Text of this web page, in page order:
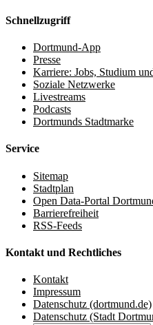
Schnellzugriff
Dortmund-App
Presse
Karriere: Jobs, Studium
Soziale Netzwerke
Livestreams
Podcasts
Dortmunds Stadtmarke
Service
Sitemap
Stadtplan
Open Data-Portal
Barrierefreiheit
RSS-Feeds
Kontakt und Rechtliches
Kontakt
Impressum
Datenschutz (dortmund.de)
Datenschutz (Stadt